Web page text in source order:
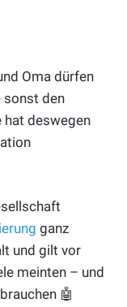
Oma dürfen
sonst den
hat deswegen
ganz
und gilt vor
meinten – und
🤖